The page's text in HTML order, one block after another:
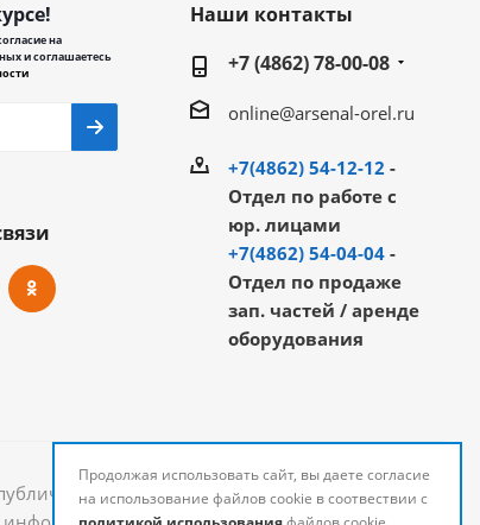
на
и соглашаетесь
Наши контакты
+7 (4862) 78-00-08
online@arsenal-orel.ru
+7(4862) 54-12-12 -
Отдел по работе с
юр. лицами
+7(4862) 54-04-04-
Отдел по продаже
зап. частей / аренде
оборудования
офертой и могут быть изменены.
Продолжая использовать сайт, вы даете согласие
на использование файлов cookie в соотвествии с